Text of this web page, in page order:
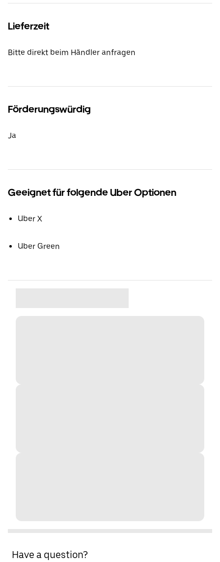
Lieferzeit
Bitte direkt beim Händler anfragen
Förderungswürdig
Ja
Geeignet für folgende Uber Optionen
Uber X
Uber Green
Have a question?